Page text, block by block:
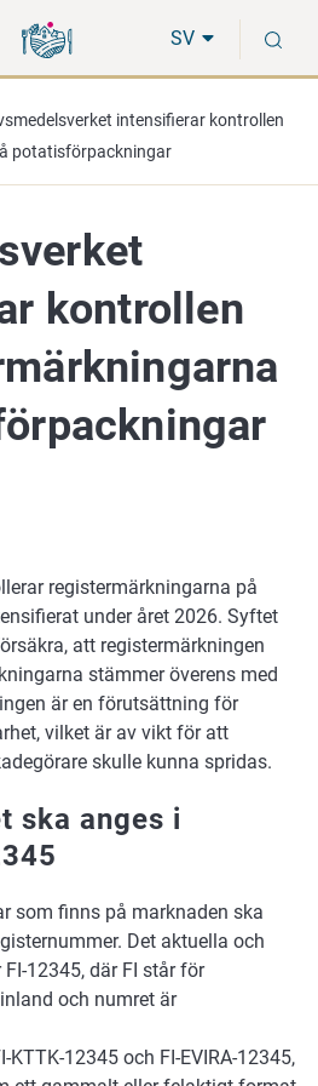
direkt
till
på
hela
SV
intensifierar kontrollen
potatisförpackningar
kontrollen
registermärkningarna på
under året 2026. Syftet
att registermärkningen
stämmer överens med
är en förutsättning för
vilket är av vikt för att
skulle kunna spridas.
ska anges i
som finns på marknaden ska
Det aktuella och
12345, där FI står för
och numret är
12345 och FI-EVIRA-12345,